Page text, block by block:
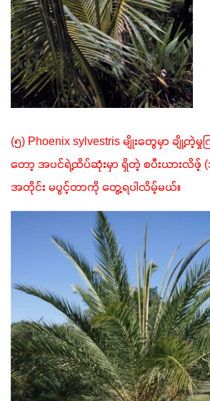
(၅) Phoenix sylvestris မျိုးတွေမှာ ချို့တဲ့
တော့ အပင်ရဲ့ထိပ်ဆုံးမှာ ရှိတဲ့ စပီးယားလိဖ့်
အတိုင်း မပွင့်တာကို တွေ့ရပါလိမ့်မယ်။